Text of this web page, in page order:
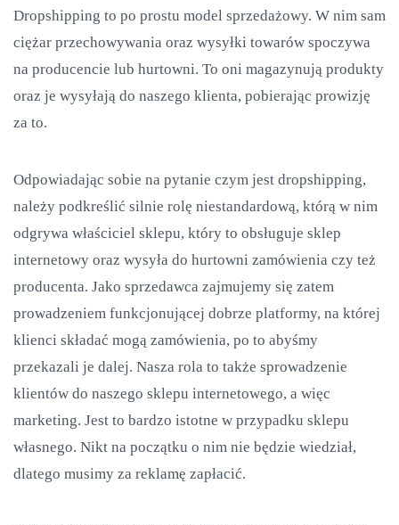
Dropshipping to po prostu model sprzedażowy. W nim sam
ciężar przechowywania oraz wysyłki towarów spoczywa
na producencie lub hurtowni. To oni magazynują produkty
oraz je wysyłają do naszego klienta, pobierając prowizję
za to.
Odpowiadając sobie na pytanie czym jest dropshipping,
należy podkreślić silnie rolę niestandardową, którą w nim
odgrywa właściciel sklepu, który to obsługuje sklep
internetowy oraz wysyła do hurtowni zamówienia czy też
producenta. Jako sprzedawca zajmujemy się zatem
prowadzeniem funkcjonującej dobrze platformy, na której
klienci składać mogą zamówienia, po to abyśmy
przekazali je dalej. Nasza rola to także sprowadzenie
klientów do naszego sklepu internetowego, a więc
marketing. Jest to bardzo istotne w przypadku sklepu
własnego. Nikt na początku o nim nie będzie wiedział,
dlatego musimy za reklamę zapłacić.